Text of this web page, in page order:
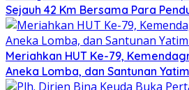
Sejauh 42 Km Bersama Para
Meriahkan HUT Ke-79,
Aneka Lomba, dan Santunan